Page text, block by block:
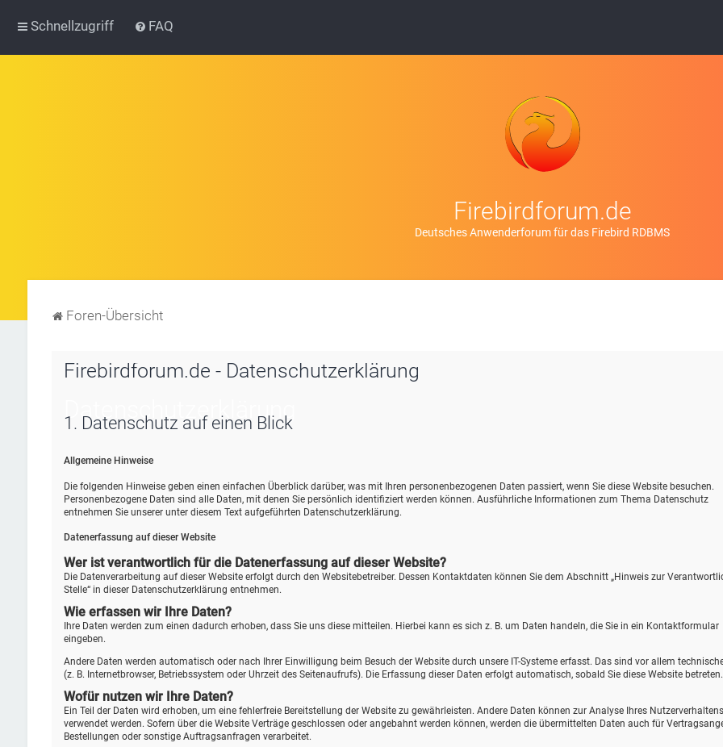
Schnellzugriff FAQ
Firebirdforum.de
Deutsches Anwenderforum für das Firebird RDBMS
Foren-Übersicht
Firebirdforum.de - Datenschutzerklärung
Datenschutz­erklärung
1. Datenschutz auf einen Blick
Allgemeine Hinweise
Die folgenden Hinweise geben einen einfachen Überblick darüber, was mit Ihren personenbezogenen Daten passiert, wenn Sie diese Website besuchen.
Personenbezogene Daten sind alle Daten, mit denen Sie persönlich identifiziert werden können. Ausführliche Informationen zum Thema Datenschutz
entnehmen Sie unserer unter diesem Text aufgeführten Datenschutzerklärung.
Datenerfassung auf dieser Website
Wer ist verantwortlich für die Datenerfassung auf dieser Website?
Die Datenverarbeitung auf dieser Website erfolgt durch den Websitebetreiber. Dessen Kontaktdaten können Sie dem Abschnitt „Hinweis zur
Stelle“ in dieser Datenschutzerklärung entnehmen.
Wie erfassen wir Ihre Daten?
Ihre Daten werden zum einen dadurch erhoben, dass Sie uns diese mitteilen. Hierbei kann es sich z. B. um Daten handeln, die Sie in ein Kontaktformular
eingeben.
Andere Daten werden automatisch oder nach Ihrer Einwilligung beim Besuch der Website durch unsere IT-Systeme erfasst. Das sind vor allem
(z. B. Internetbrowser, Betriebssystem oder Uhrzeit des Seitenaufrufs). Die Erfassung dieser Daten erfolgt automatisch, sobald Sie diese Website betreten.
Wofür nutzen wir Ihre Daten?
Ein Teil der Daten wird erhoben, um eine fehlerfreie Bereitstellung der Website zu gewährleisten. Andere Daten können zur Analyse Ihres Nutzerverhaltens
verwendet werden. Sofern über die Website Verträge geschlossen oder angebahnt werden können, werden die übermittelten Daten auch für
Bestellungen oder sonstige Auftragsanfragen verarbeitet.